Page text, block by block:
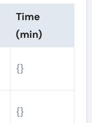
Time
(min)
{}
{}